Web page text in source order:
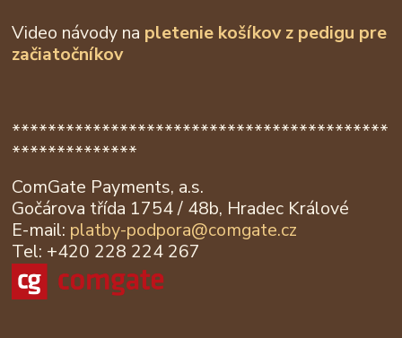
Video návody na pletenie košíkov z pedigu pre
začiatočníkov
******************************************
**************
ComGate Payments, a.s.
Gočárova třída 1754 / 48b, Hradec Králové
E-mail: platby-podpora@comgate.cz
Tel: +420 228 224 267